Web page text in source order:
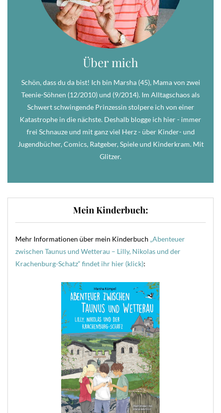
Über mich
Schön, dass du da bist! Ich bin Marsha (45), Mama von zwei
Teenie-Söhnen (12/2010) und (9/2014). Im Alltagschaos als
Schwert schwingende Prinzessin stolpere ich von einer
Katastrophe in die nächste. Deshalb blogge ich hier - immer
frei Schnauze und mit ganz viel Herz - über Kinder- und
Jugendbücher, Comics, Ratgeber, Spiele und Kinderkram. Mit
Glitzer.
Mein Kinderbuch:
Mehr Informationen über mein Kinderbuch „Abenteuer
zwischen Taunus und Wetterau – Lilly, Nikolas und der
Krachenburg-Schatz“ findet ihr hier (klick):